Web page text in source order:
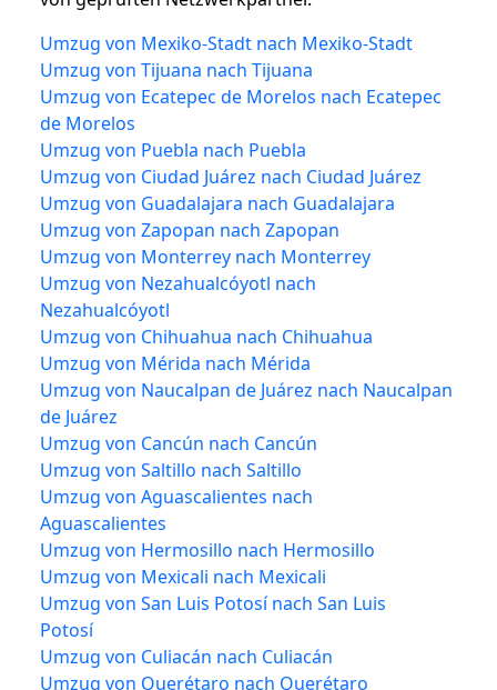
Umzug von Mexiko-Stadt nach Mexiko-Stadt
Umzug von Tijuana nach Tijuana
Umzug von Ecatepec de Morelos nach Ecatepec
de Morelos
Umzug von Puebla nach Puebla
Umzug von Ciudad Juárez nach Ciudad Juárez
Umzug von Guadalajara nach Guadalajara
Umzug von Zapopan nach Zapopan
Umzug von Monterrey nach Monterrey
Umzug von Nezahualcóyotl nach
Nezahualcóyotl
Umzug von Chihuahua nach Chihuahua
Umzug von Mérida nach Mérida
Umzug von Naucalpan de Juárez nach Naucalpan
de Juárez
Umzug von Cancún nach Cancún
Umzug von Saltillo nach Saltillo
Umzug von Aguascalientes nach
Aguascalientes
Umzug von Hermosillo nach Hermosillo
Umzug von Mexicali nach Mexicali
Umzug von San Luis Potosí nach San Luis
Potosí
Umzug von Culiacán nach Culiacán
Umzug von Querétaro nach Querétaro